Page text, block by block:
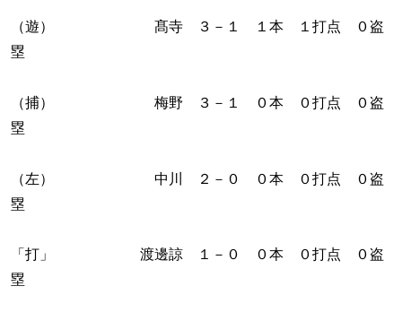
（遊） 髙寺 ３－１ １本 １打点 ０盗
塁
（捕） 梅野 ３－１ ０本 ０打点 ０盗
塁
（左） 中川 ２－０ ０本 ０打点 ０盗
塁
「打」 渡邊諒 １－０ ０本 ０打点 ０盗
塁